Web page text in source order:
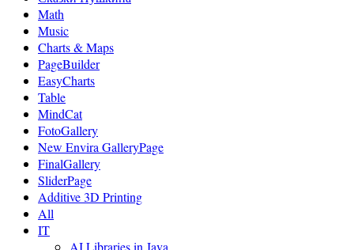
Math
Music
Charts & Maps
PageBuilder
EasyCharts
Table
MindCat
FotoGallery
New Envira GalleryPage
FinalGallery
SliderPage
Additive 3D Printing
All
IT
AI Libraries in Java